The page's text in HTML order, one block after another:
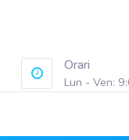
Orari
Lun - Ven: